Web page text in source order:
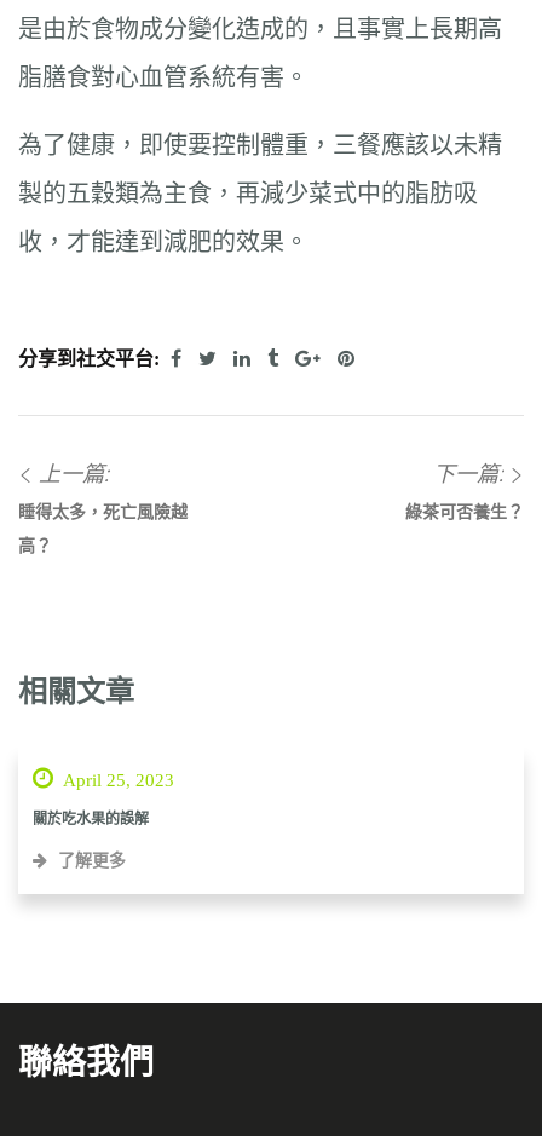
是由於食物成分變化造成的，且事實上長期高
脂膳食對心血管系統有害。
為了健康，即使要控制體重，三餐應該以未精
製的五穀類為主食，再減少菜式中的脂肪吸
收，才能達到減肥的效果。
分享到社交平台:
上一篇:
睡得太多，死亡風險越
高？
下一篇:
綠茶可否養生？
相關文章
April 25, 2023
關於吃水果的誤解
了解更多
聯絡我們